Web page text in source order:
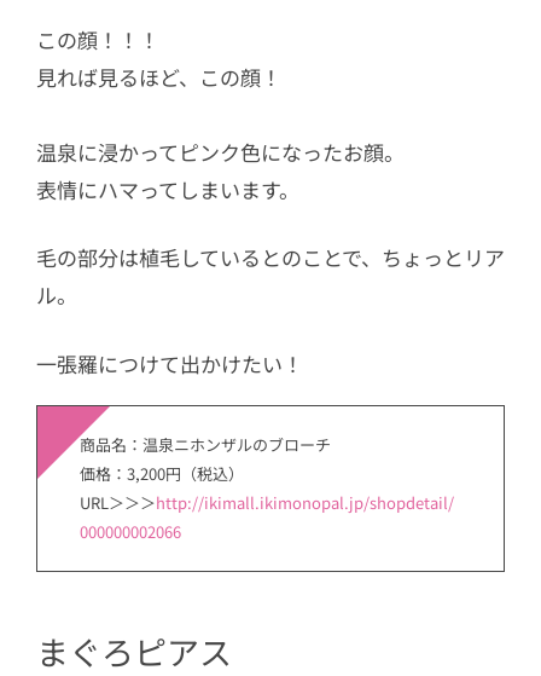
この顔！！！
見れば見るほど、この顔！
温泉に浸かってピンク色になったお顔。
表情にハマってしまいます。
毛の部分は植毛しているとのことで、ちょっとリア
ル。
一張羅につけて出かけたい！
商品名：温泉ニホンザルのブローチ
価格：3,200円（税込）
URL＞＞＞http://ikimall.ikimonopal.jp/shopdetail/
000000002066
まぐろピアス